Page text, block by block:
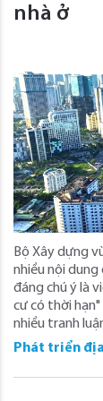
nhà ở
Bộ Xây dựng
nhiều nội
đáng chú ý là
cư có thời
nhiều tranh
Phát triển